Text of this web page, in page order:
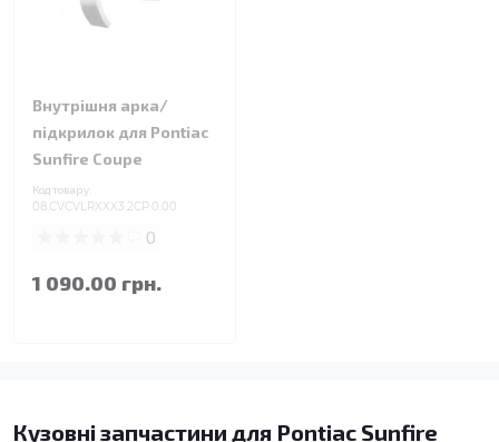
Внутрішня арка/
підкрилок для Pontiac
Sunfire Coupe
Код товару:
08.CVCVLRXXX3.2CP.0.00
0
1 090.00 грн.
Кузовні запчастини для Pontiac Sunfire